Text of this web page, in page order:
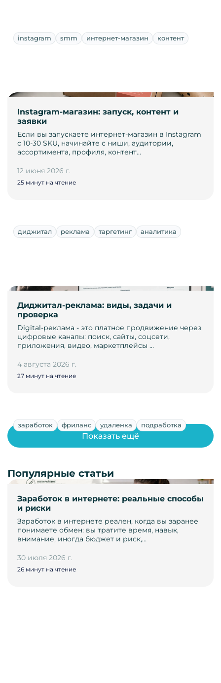
instagram smm интернет-магазин контент
Instagram-магазин: запуск, контент и
заявки
Если вы запускаете интернет-магазин в Instagram
с 10-30 SKU, начинайте с ниши, аудитории,
ассортимента, профиля, контент…
12 июня 2026 г.
25 минут на чтение
диджитал реклама таргетинг аналитика
Диджитал-реклама: виды, задачи и
проверка
Digital-реклама - это платное продвижение через
цифровые каналы: поиск, сайты, соцсети,
приложения, видео, маркетплейсы …
4 августа 2026 г.
27 минут на чтение
заработок фриланс удаленка подработка
Заработок в интернете: реальные способы
и риски
Заработок в интернете реален, когда вы заранее
понимаете обмен: вы тратите время, навык,
внимание, иногда бюджет и риск,…
30 июля 2026 г.
26 минут на чтение
Показать ещё
Популярные статьи